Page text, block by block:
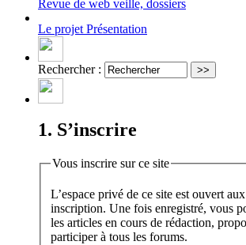
Revue de web veille, dossiers
Le projet Présentation
Rechercher :
1. S’inscrire
Vous inscrire sur ce site
L’espace privé de ce site est ouvert aux visiteurs, après
inscription. Une fois enregistré, vous pourrez consulter
les articles en cours de rédaction, proposer des articles et
participer à tous les forums.